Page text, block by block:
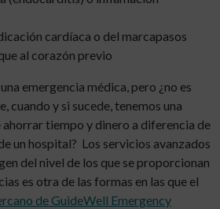
cardíaca o del marcapasos
al corazón previo
emergencia médica, pero ¿no es
cuando y si sucede, tenemos una
tiempo y dinero a diferencia de
un hospital? Los servicios avanzados
del nivel de los que se proporcionan
es otra de las formas en las que el
de GuideWell Emergency